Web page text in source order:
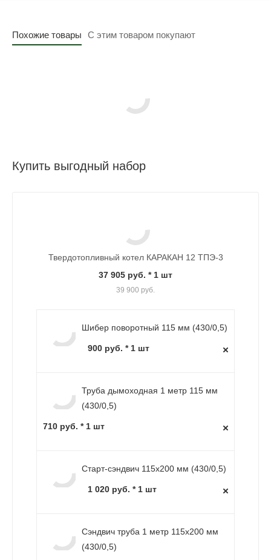
Похожие товары С этим товаром покупают
Купить выгодный набор
Твердотопливный котел КАРАКАН 12 ТПЭ-3
37 905 руб. * 1 шт
39 900 руб.
Шибер поворотный 115 мм (430/0,5)
900 руб. * 1 шт
Труба дымоходная 1 метр 115 мм
(430/0,5)
710 руб. * 1 шт
Старт-сэндвич 115х200 мм (430/0,5)
1 020 руб. * 1 шт
Сэндвич труба 1 метр 115х200 мм
(430/0,5)